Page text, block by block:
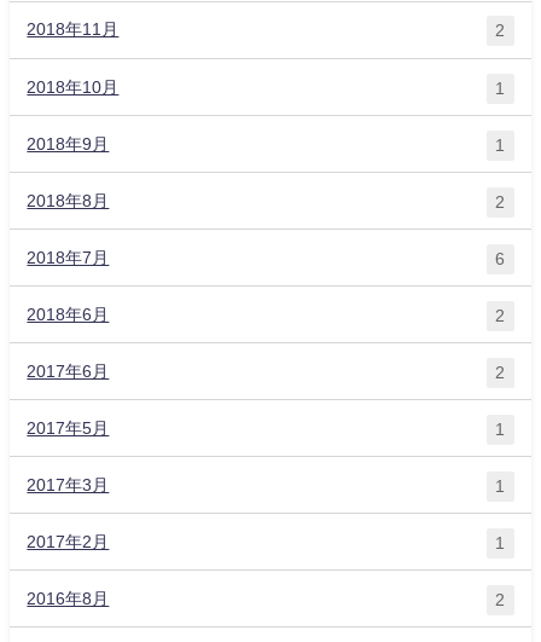
2018年11月 2
2018年10月 1
2018年9月 1
2018年8月 2
2018年7月 6
2018年6月 2
2017年6月 2
2017年5月 1
2017年3月 1
2017年2月 1
2016年8月 2